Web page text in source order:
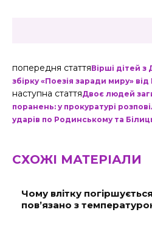
попередня статтяВірші дітей
збірку «Поезія заради миру»
наступна статтяДвоє людей
поранень: у прокуратурі
ударів по Родинському та
СХОЖІ МАТЕРІАЛИ
Чому влітку
пов’язано з